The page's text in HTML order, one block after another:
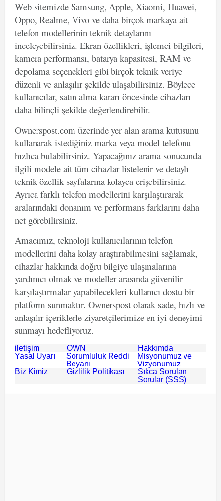
Web sitemizde Samsung, Apple, Xiaomi, Huawei,
Oppo, Realme, Vivo ve daha birçok markaya ait
telefon modellerinin teknik detaylarını
inceleyebilirsiniz. Ekran özellikleri, işlemci bilgileri,
kamera performansı, batarya kapasitesi, RAM ve
depolama seçenekleri gibi birçok teknik veriye
düzenli ve anlaşılır şekilde ulaşabilirsiniz. Böylece
kullanıcılar, satın alma kararı öncesinde cihazları
daha bilinçli şekilde değerlendirebilir.
Ownerspost.com üzerinde yer alan arama kutusunu
kullanarak istediğiniz marka veya model telefonu
hızlıca bulabilirsiniz. Yapacağınız arama sonucunda
ilgili modele ait tüm cihazlar listelenir ve detaylı
teknik özellik sayfalarına kolayca erişebilirsiniz.
Ayrıca farklı telefon modellerini karşılaştırarak
aralarındaki donanım ve performans farklarını daha
net görebilirsiniz.
Amacımız, teknoloji kullanıcılarının telefon
modellerini daha kolay araştırabilmesini sağlamak,
cihazlar hakkında doğru bilgiye ulaşmalarına
yardımcı olmak ve modeller arasında güvenilir
karşılaştırmalar yapabilecekleri kullanıcı dostu bir
platform sunmaktır. Ownerspost olarak sade, hızlı ve
anlaşılır içeriklerle ziyaretçilerimize en iyi deneyimi
sunmayı hedefliyoruz.
iletişim OWN
Hakkımda
Yasal Uyarı
Sorumluluk Reddi
Beyanı
Misyonumuz ve
Vizyonumuz
Biz Kimiz
Gizlilik Politikası
Sıkca Sorulan
Sorular (SSS)